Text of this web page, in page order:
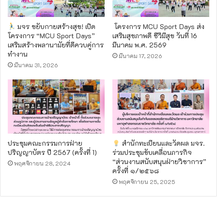
มจร ขยับกายสร้างสุข! เปิด
โครงการ “MCU Sport Days”
เสริมสร้างพลานามัยที่ดีควบคู่การ
ทำงาน
มีนาคม 31, 2026
โครงการ MCU Sport Days ส่ง
เสริมสุขภาพดี ชีวีมีสุข วันที่ 16
มีนาคม พ.ศ. 2569
มีนาคม 17, 2026
ประชุมคณะกรรมการฝ่าย
ปริญญาบัตร ปี 2567 (ครั้งที่ 1)
พฤศจิกายน 28, 2024
สำนักทะเบียนและวัดผล มจร.
ร่วมประชุมขับเคลื่อนภารกิจ
“ส่วนงานสนับสนุนฝ่ายวิชาการ”
ครั้งที่ ๑/๒๕๖๘
พฤศจิกายน 25, 2025